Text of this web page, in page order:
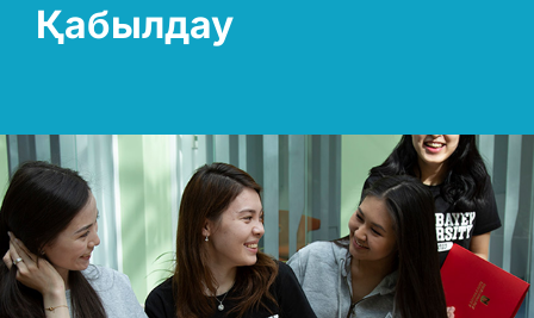
Қабылдау